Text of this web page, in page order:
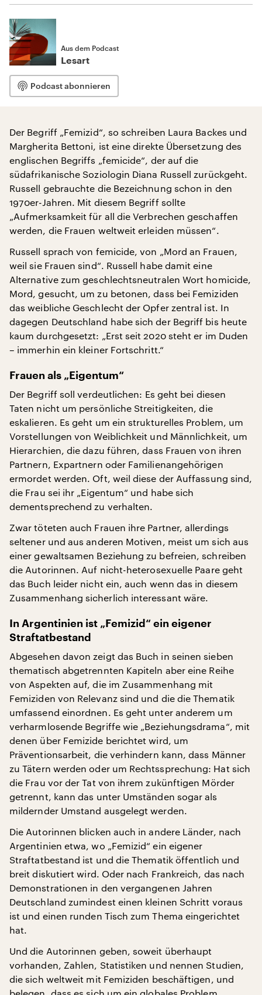
Aus dem Podcast
Lesart
Podcast abonnieren
Der Begriff „Femizid“, so schreiben Laura Backes und
Margherita Bettoni, ist eine direkte Übersetzung des
englischen Begriffs „femicide“, der auf die
südafrikanische Soziologin Diana Russell zurückgeht.
Russell gebrauchte die Bezeichnung schon in den
1970er-Jahren. Mit diesem Begriff sollte
„Aufmerksamkeit für all die Verbrechen geschaffen
werden, die Frauen weltweit erleiden müssen“.
Russell sprach von femicide, von „Mord an Frauen,
weil sie Frauen sind“. Russell habe damit eine
Alternative zum geschlechtsneutralen Wort homicide,
Mord, gesucht, um zu betonen, dass bei Femiziden
das weibliche Geschlecht der Opfer zentral ist. In
dagegen Deutschland habe sich der Begriff bis heute
kaum durchgesetzt: „Erst seit 2020 steht er im Duden
– immerhin ein kleiner Fortschritt.“
Frauen als „Eigentum“
Der Begriff soll verdeutlichen: Es geht bei diesen
Taten nicht um persönliche Streitigkeiten, die
eskalieren. Es geht um ein strukturelles Problem, um
Vorstellungen von Weiblichkeit und Männlichkeit, um
Hierarchien, die dazu führen, dass Frauen von ihren
Partnern, Expartnern oder Familienangehörigen
ermordet werden. Oft, weil diese der Auffassung sind,
die Frau sei ihr „Eigentum“ und habe sich
dementsprechend zu verhalten.
Zwar töteten auch Frauen ihre Partner, allerdings
seltener und aus anderen Motiven, meist um sich aus
einer gewaltsamen Beziehung zu befreien, schreiben
die Autorinnen. Auf nicht-heterosexuelle Paare geht
das Buch leider nicht ein, auch wenn das in diesem
Zusammenhang sicherlich interessant wäre.
In Argentinien ist „Femizid“ ein eigener
Straftatbestand
Abgesehen davon zeigt das Buch in seinen sieben
thematisch abgetrennten Kapiteln aber eine Reihe
von Aspekten auf, die im Zusammenhang mit
Femiziden von Relevanz sind und die die Thematik
umfassend einordnen. Es geht unter anderem um
verharmlosende Begriffe wie „Beziehungsdrama“, mit
denen über Femizide berichtet wird, um
Präventionsarbeit, die verhindern kann, dass Männer
zu Tätern werden oder um Rechtssprechung: Hat sich
die Frau vor der Tat von ihrem zukünftigen Mörder
getrennt, kann das unter Umständen sogar als
mildernder Umstand ausgelegt werden.
Die Autorinnen blicken auch in andere Länder, nach
Argentinien etwa, wo „Femizid“ ein eigener
Straftatbestand ist und die Thematik öffentlich und
breit diskutiert wird. Oder nach Frankreich, das nach
Demonstrationen in den vergangenen Jahren
Deutschland zumindest einen kleinen Schritt voraus
ist und einen runden Tisch zum Thema eingerichtet
hat.
Und die Autorinnen geben, soweit überhaupt
vorhanden, Zahlen, Statistiken und nennen Studien,
die sich weltweit mit Femiziden beschäftigen, und